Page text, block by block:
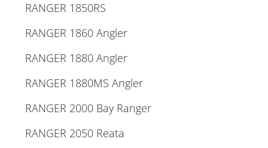
RANGER 1850RS
RANGER 1860 Angler
RANGER 1880 Angler
RANGER 1880MS Angler
RANGER 2000 Bay Ranger
RANGER 2050 Reata